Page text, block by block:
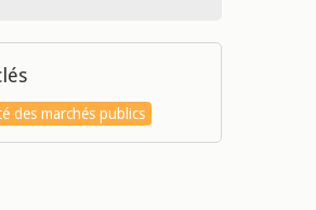
des marchés publics